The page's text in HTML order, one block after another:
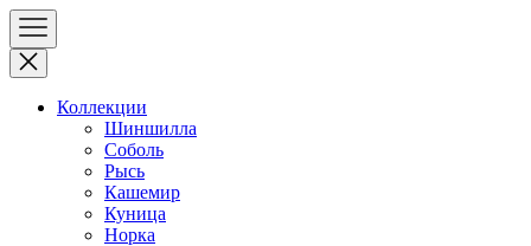
Коллекции
Шиншилла
Соболь
Рысь
Кашемир
Куница
Норка